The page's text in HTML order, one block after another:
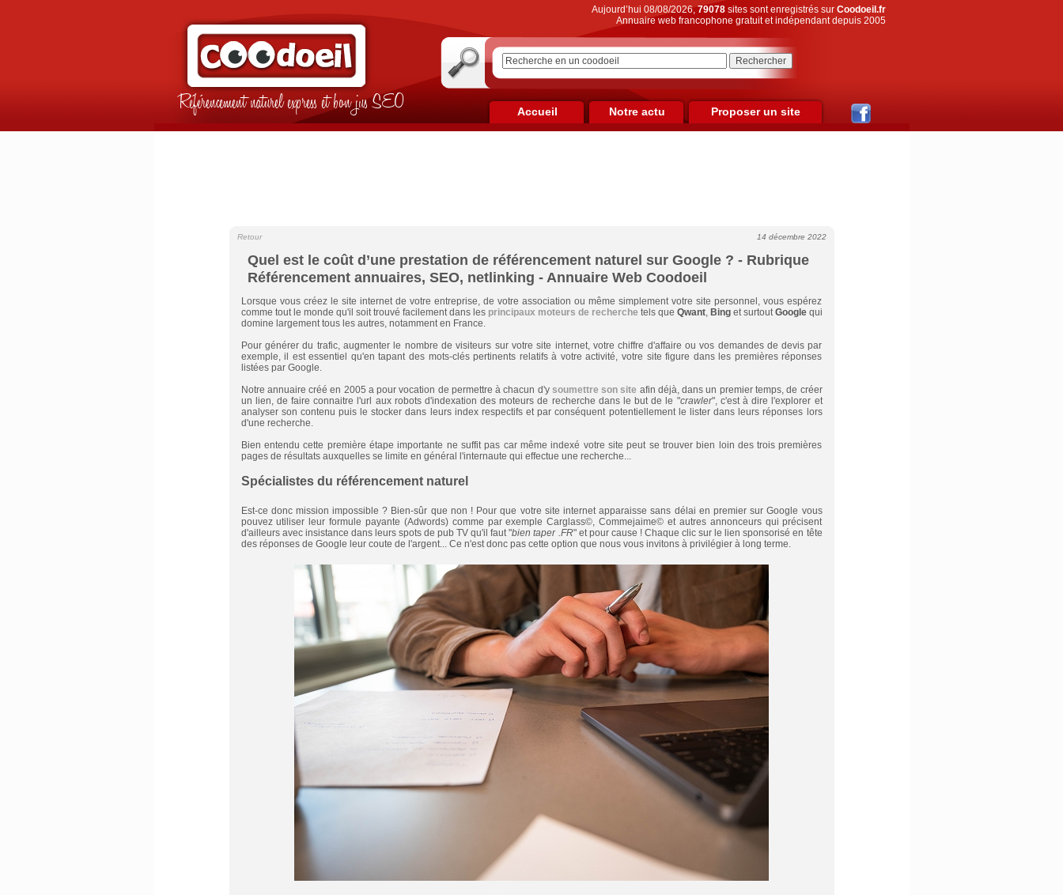
Référencement naturel express et bon jus SEO
Aujourd’hui 08/08/2026,79078sites sont enregistrés sur Coodoeil.fr
Annuaire web francophone gratuit et indépendant depuis 2005
Accueil Notre actu Proposer un site
Quel est le coût d’une prestation de référencement naturel sur Google ? - Rubrique
Référencement annuaires, SEO, netlinking - Annuaire Web Coodoeil
Retour 14 décembre 2022
Lorsque vous créez le site internet de votre entreprise, de votre association ou même simplement votre site personnel, vous espérez
comme tout le monde qu'il soit trouvé facilement dans les principaux moteurs de recherche tels que Qwant, Binget surtoutGooglequi
domine largement tous les autres, notamment en France.
Pour générer du trafic, augmenter le nombre de visiteurs sur votre site internet, votre chiffre d'affaire ou vos demandes de devis par
exemple, il est essentiel qu'en tapant des mots-clés pertinents relatifs à votre activité, votre site figure dans les premières réponses
listées par Google.
Notre annuaire créé en 2005 a pour vocation de permettre à chacun d'y soumettre son site afin déjà, dans un premier temps, de créer
un lien, de faire connaitre l'url aux robots d'indexation des moteurs de recherche dans le but de le "crawler", c'est à dire l'explorer et
analyser son contenu puis le stocker dans leurs index respectifs et par conséquent potentiellement le lister dans leurs réponses lors
d'une recherche.
Bien entendu cette première étape importante ne suffit pas car même indexé votre site peut se trouver bien loin des trois premières
pages de résultats auxquelles se limite en général l'internaute qui effectue une recherche...
Spécialistes du référencement naturel
Est-ce donc mission impossible ? Bien-sûr que non ! Pour que votre site internet apparaisse sans délai en premier sur Google vous
pouvez utiliser leur formule payante (Adwords) comme par exemple Carglass©, Commejaime© et autres annonceurs qui précisent
d'ailleurs avec insistance dans leurs spots de pub TV qu'il faut "bien taper .FR" et pour cause ! Chaque clic sur le lien sponsorisé en tête
des réponses de Google leur coute de l'argent... Ce n'est donc pas cette option que nous vous invitons à privilégier à long terme.